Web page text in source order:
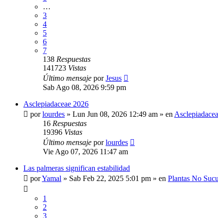
…
3
4
5
6
7
138 Respuestas
141723 Vistas
Último mensaje porJesus
Sab Ago 08, 2026 9:59 pm
Asclepiadaceae 2026
porlourdes » Lun Jun 08, 2026 12:49 am » en
16 Respuestas
19396 Vistas
Último mensaje porlourdes
Vie Ago 07, 2026 11:47 am
Las palmeras significan estabilidad
porYamal » Sab Feb 22, 2025 5:01 pm » en Plantas No
1
2
3